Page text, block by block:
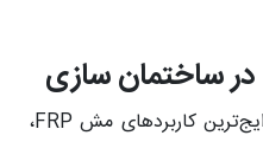
یکی از رایج‌ترین کاربردهای مش FRP،